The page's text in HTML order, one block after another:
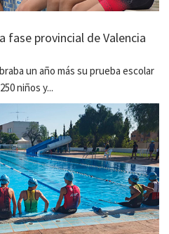
fase provincial de Valencia
un año más su prueba escolar
niños y...